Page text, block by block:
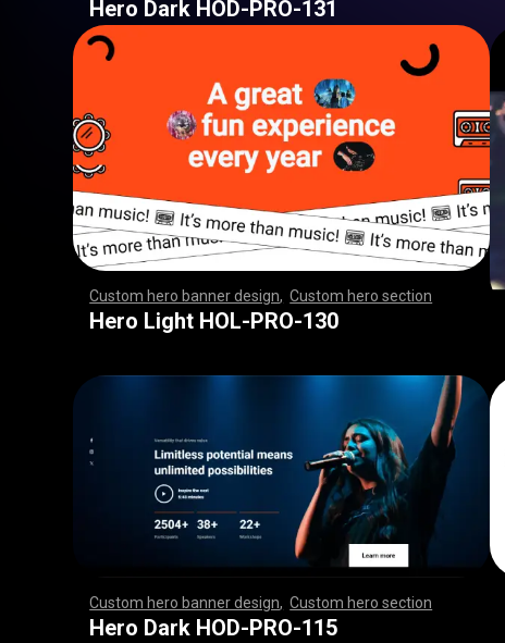
Hero Dark HOD-PRO-131
Custom hero banner design ,Custom hero section
,,,,,,,,,,,,,,,,,,,,,,,,,,,,,, ,,,,,,,,,,,,,,,,,,,,,,,
,,,,,,,,,,,,,,,,,,,,,,,,,,,,,, ,,,,,,,,,,,,,,,,,,,,,,,
Hero Light HOL-PRO-130
Custom hero banner design ,Custom hero section
,,,,,,,,,,,,,,,,,,,,,,,,,,,,,, ,,,,,,,,,,,,,,,,,,,,,,,
,,,,,,,,,,,,,,,,,,,,,,,,,,,,,, ,,,,,,,,,,,,,,,,,,,,,,,
Hero Dark HOD-PRO-115